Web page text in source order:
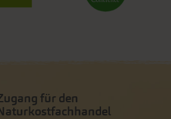
für den